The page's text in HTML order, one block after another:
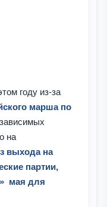
году из-за
марша по
на
выхода на
партии,
» мая для